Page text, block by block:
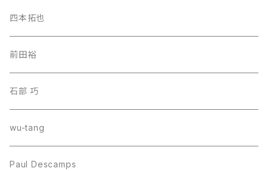
四本拓也
前田裕
石部 巧
wu-tang
Paul Descamps